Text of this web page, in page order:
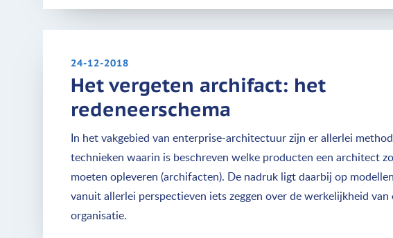
24-12-2018
Het vergeten archifact: het
redeneerschema
In het vakgebied van enterprise-architectuur zijn er allerlei
technieken waarin is beschreven welke producten een architect
moeten opleveren (archifacten). De nadruk ligt daarbij op
vanuit allerlei perspectieven iets zeggen over de werkelijkheid van
organisatie.